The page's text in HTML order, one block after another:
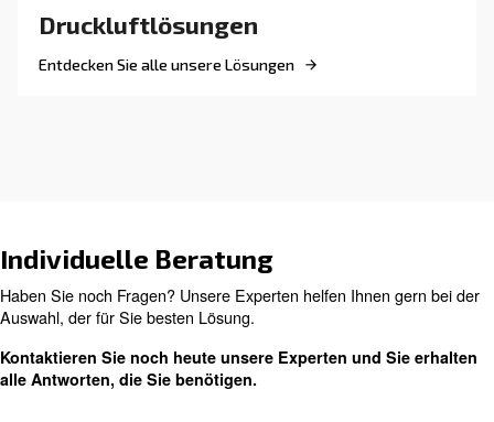
Funktionsweise von
Schraubenkompressoren